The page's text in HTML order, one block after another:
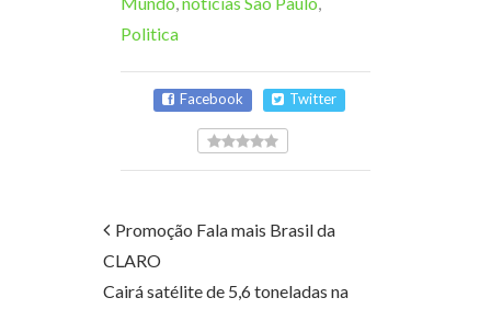
Politica
Facebook Twitter
Promoção Fala mais Brasil da
CLARO
Cairá satélite de 5,6 toneladas na